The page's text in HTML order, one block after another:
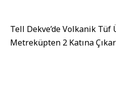
Tell Dekve’de Volkanik
Metreküpten 2 Katına